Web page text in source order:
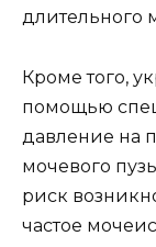
длительного
Кроме того,
помощью
давление на
мочевого
риск
частое